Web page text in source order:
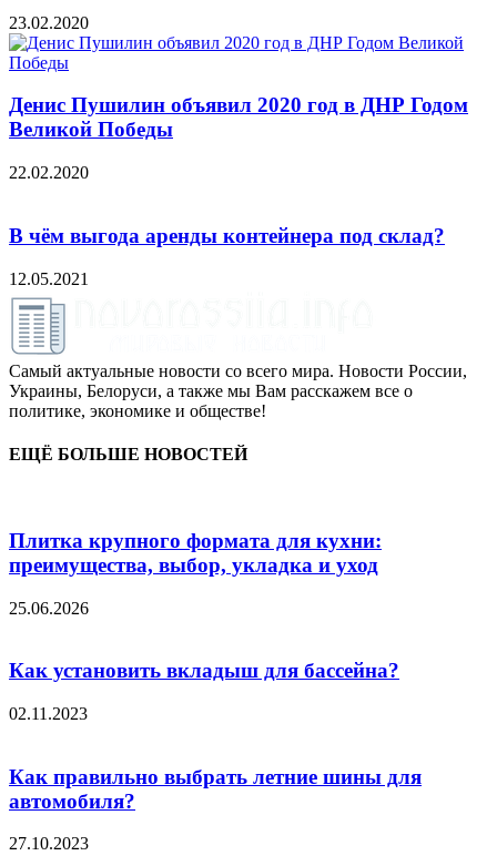
23.02.2020
Денис Пушилин объявил 2020 год в ДНР Годом
Великой Победы
22.02.2020
В чём выгода аренды контейнера под склад?
12.05.2021
Самый актуальные новости со всего мира. Новости России,
Украины, Белоруси, а также мы Вам расскажем все о
политике, экономике и обществе!
ЕЩЁ БОЛЬШЕ НОВОСТЕЙ
Плитка крупного формата для кухни:
преимущества, выбор, укладка и уход
25.06.2026
Как установить вкладыш для бассейна?
02.11.2023
Как правильно выбрать летние шины для
автомобиля?
27.10.2023